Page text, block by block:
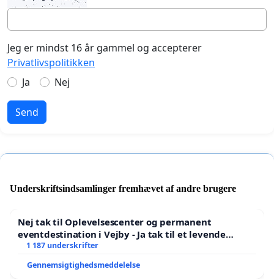
Jeg er mindst 16 år gammel og accepterer
Privatlivspolitikken
Ja
Nej
Send
Underskriftsindsamlinger fremhævet af andre brugere
Nej tak til Oplevelsescenter og permanent
eventdestination i Vejby - Ja tak til et levende
lokalområde i balance
1 187 underskrifter
Gennemsigtighedsmeddelelse